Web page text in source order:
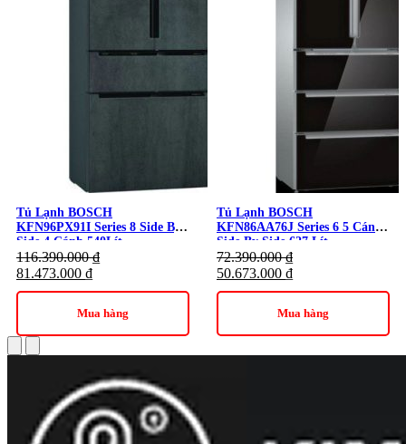
Tủ Lạnh BOSCH
KFN96PX91I Series 8 Side By
Side 4 Cánh 540Lít
116.390.000₫
81.473.000 ₫
Mua hàng
Tủ Lạnh BOSCH
KFN86AA76J Series 6 5 Cánh
Side By Side 627 Lít
72.390.000₫
50.673.000 ₫
Mua hàng